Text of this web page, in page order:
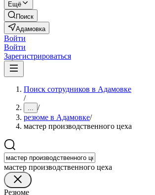
Ещё
Поиск
Адамовка
Войти
Войти
Зарегистрироваться
Поиск сотрудников в Адамовке
/
... /
резюме в Адамовке/
мастер производственного цеха
мастер производственного цеха
Резюме